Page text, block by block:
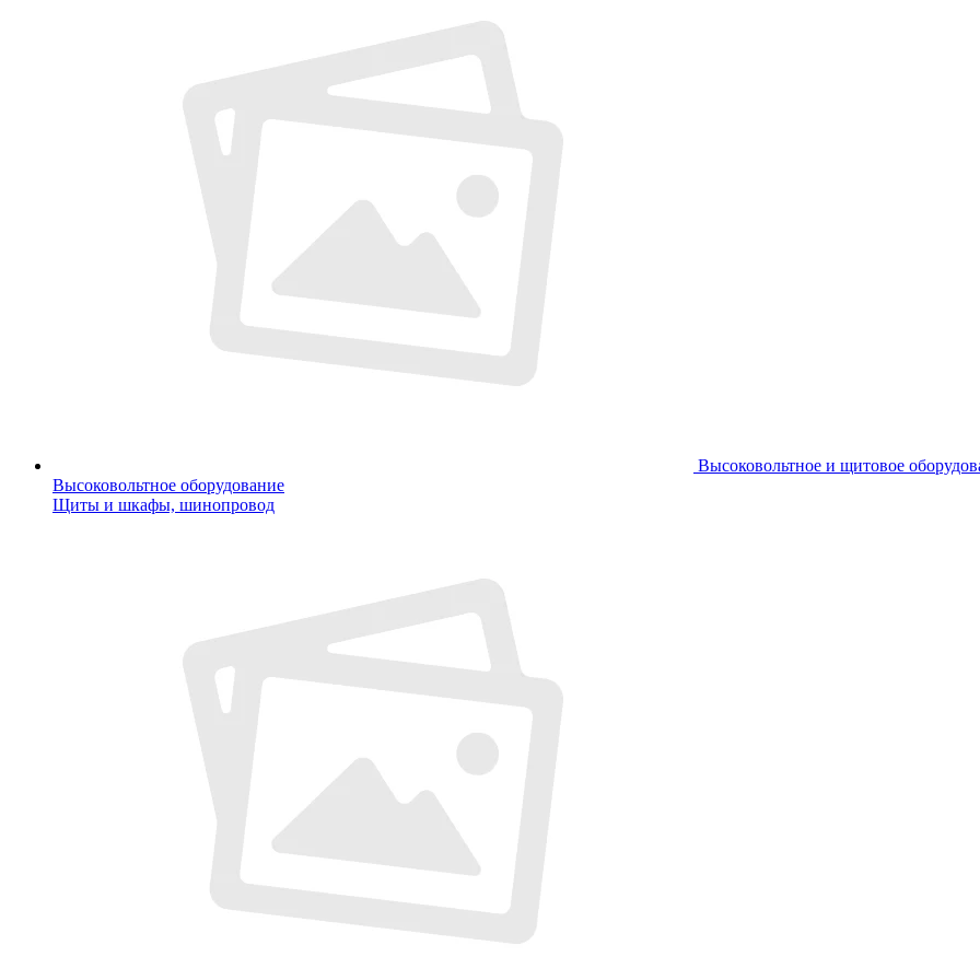
Высоковольтное и щитовое
Высоковольтное оборудование
Щиты и шкафы, шинопровод